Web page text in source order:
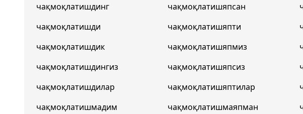
чақмоқлатишдинг
чақмоқлатишди
чақмоқлатишдик
чақмоқлатишдингиз
чақмоқлатишдилар
чақмоқлатишмадим
чақмоқлатишяпсан
чақмоқлатишяпти
чақмоқлатишяпмиз
чақмоқлатишяпсиз
чақмоқлатишяптилар
чақмоқлатишмаяпман